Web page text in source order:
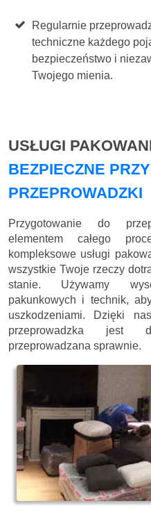
Regularnie
techniczne każdego
bezpieczeństwo i
Twojego mienia.
USŁUGI
BEZPIECZNE
PRZEPROWADZKI
Przygotowanie do
elementem całego
kompleksowe usługi
wszystkie Twoje rzeczy
stanie. Używamy
pakunkowych i technik,
uszkodzeniami. Dzięki
przeprowadzka jest
przeprowadzana sprawnie.